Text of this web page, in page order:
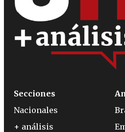
Secciones
Nacionales
+ análisis